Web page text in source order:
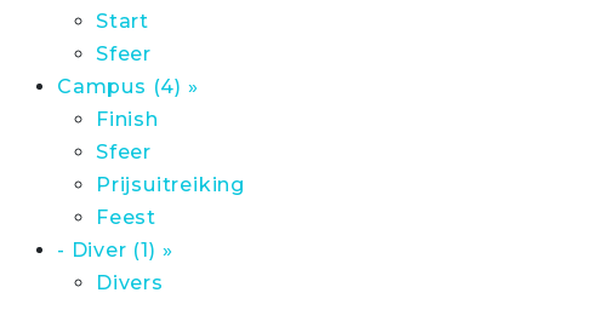
Start
Sfeer
Campus (4) »
Finish
Sfeer
Prijsuitreiking
Feest
- Diver (1) »
Divers